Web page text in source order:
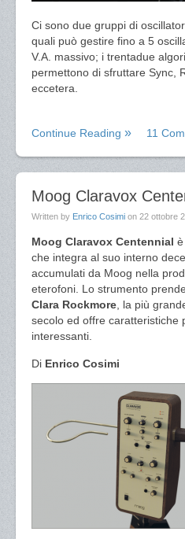
Ci sono due gruppi di
quali può gestire fino a 5
V.A. massivo; i trentadue
permettono di sfruttare Sync,
eccetera.
Continue Reading 11
Moog Claravox
Written by Enrico Cosimi on 22 ottobre
Moog Claravox Centennial
che integra al suo interno
accumulati da Moog nella
eterofoni. Lo strumento
Clara Rockmore , la più
secolo ed offre caratteristiche
interessanti.
Di Enrico Cosimi